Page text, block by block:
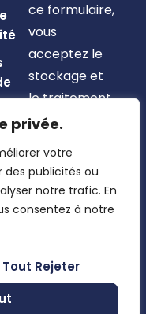
privée.
votre
publicités ou
notre trafic. En
consentez à notre
Tout Rejeter
ce formulaire,
vous
acceptez le
stockage et
le traitement
de vos
ce site web.
S'inscrire